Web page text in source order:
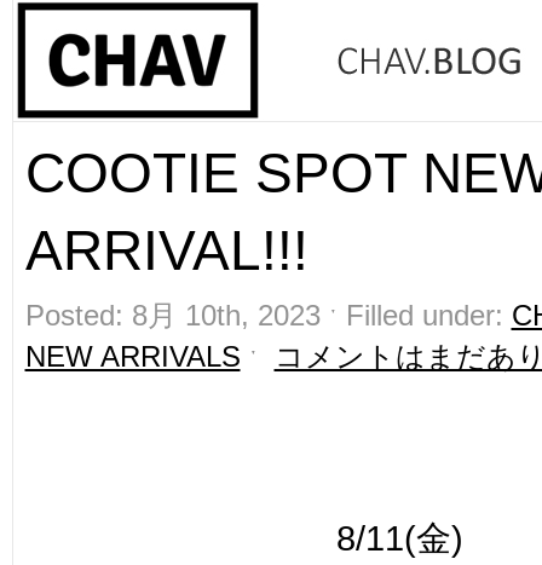
COOTIE SPOT
ARRIVAL!!!
Posted: 8月 10th, 2023 ˑ Filled under:
NEW ARRIVALS ˑ コメントはまだあ
8/11(金)